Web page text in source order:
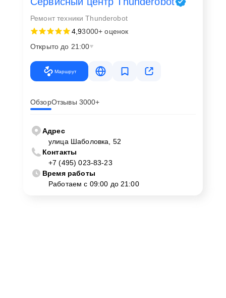
Ремонт техники Thunderobot
4,93000+ оценок
Открыто до 21:00
Маршрут
ОбзорОтзывы 3000+
Адрес
улица Шаболовка, 52
Контакты
+7 (495) 023-83-23
Время работы
Работаем с 09:00 до 21:00